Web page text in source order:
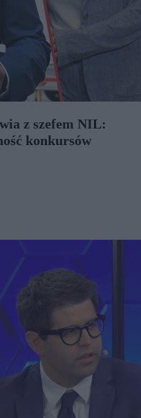
z szefem NIL:
konkursów